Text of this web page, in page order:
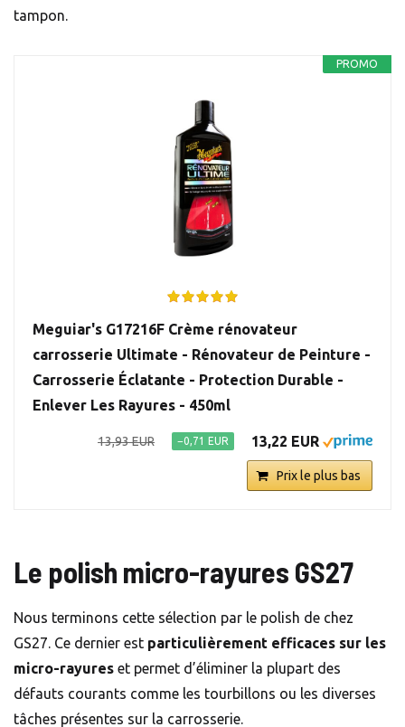
tampon.
PROMO
Meguiar's G17216F Crème rénovateur
carrosserie Ultimate - Rénovateur de Peinture -
Carrosserie Éclatante - Protection Durable -
Enlever Les Rayures - 450ml
13,93 EUR −0,71 EUR 13,22 EUR
Prix le plus bas
Le polish micro-rayures GS27
Nous terminons cette sélection par le polish de chez
GS27. Ce dernier est particulièrement efficaces sur les
micro-rayures et permet d’éliminer la plupart des
défauts courants comme les tourbillons ou les diverses
tâches présentes sur la carrosserie.